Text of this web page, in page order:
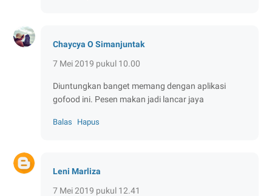
Chaycya O Simanjuntak
7 Mei 2019 pukul 10.00
Diuntungkan banget memang dengan aplikasi
gofood ini. Pesen makan jadi lancar jaya
Balas Hapus
Leni Marliza
7 Mei 2019 pukul 12.41